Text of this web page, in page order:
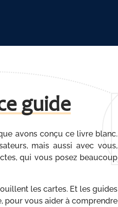
guide
avons conçu ce livre blanc.
mais aussi avec vous,
qui vous posez beaucoup
les cartes. Et les guides
pour vous aider à comprendre